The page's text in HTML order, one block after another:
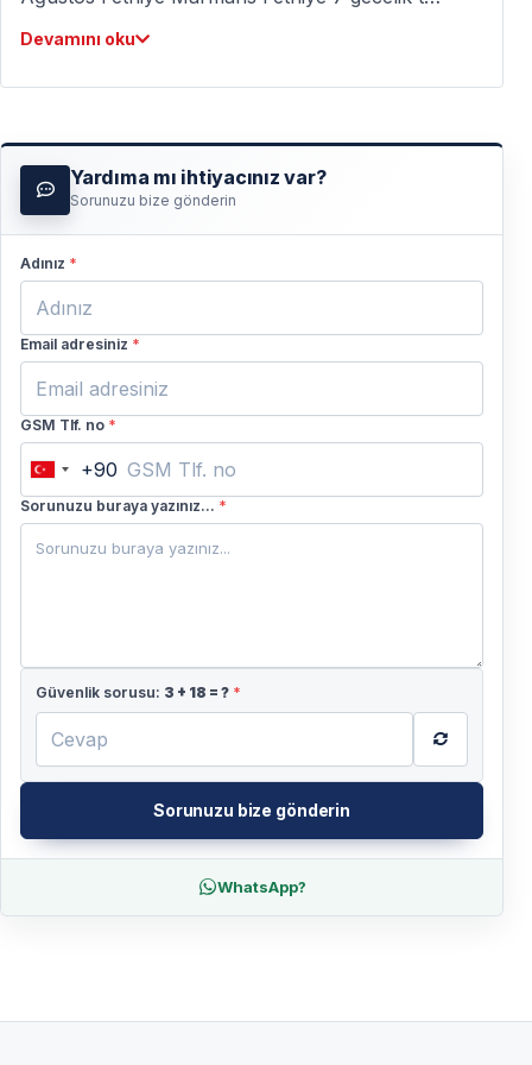
müsaittir. Aynı tekne ile Marmaris çıkışlı
müsaittir. Saygılarımızla, Vigo Tours
Devamını oku
Yardıma mı ihtiyacınız var?
Sorunuzu bize gönderin
Adınız *
Email adresiniz *
GSM Tlf. no *
Turkey
+90
+90
Sorunuzu buraya yazınız... *
Güvenlik sorusu: 3 + 18 = ? *
Sorunuzu bize gönderin
WhatsApp?